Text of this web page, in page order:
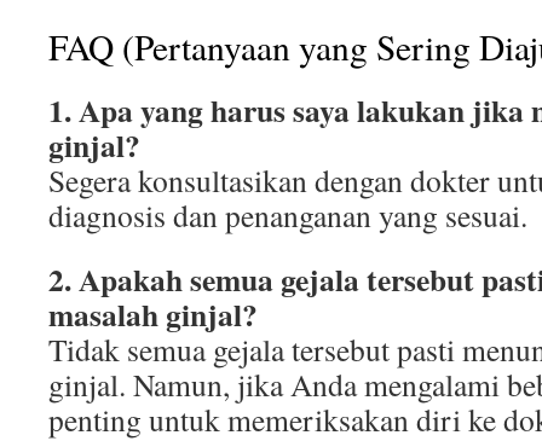
FAQ (Pertanyaan yang Sering
1. Apa yang harus saya lakukan jika
ginjal?
Segera konsultasikan dengan dokter
diagnosis dan penanganan yang sesuai.
2. Apakah semua gejala tersebut
masalah ginjal?
Tidak semua gejala tersebut pasti
ginjal. Namun, jika Anda mengalami
penting untuk memeriksakan diri ke